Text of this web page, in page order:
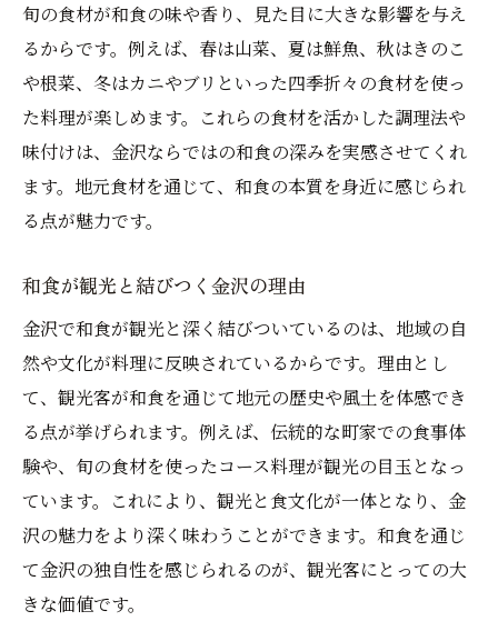
和食を支える加賀野菜の選び方と楽しみ方
リーズナブルに楽しむ金沢和食ランチ案内
和食ランチで味わう金沢の地元グルメ体験
ミシュラン注目の和食ランチを手軽に楽し
金沢で満足度の高い和食ランチを選ぶポイ
ント
和食好きにおすすめの金沢お得ランチ情報
地元食材を活かした和食ランチの楽しみ方
金沢和食ランキングから知る注目ポイント
和食ランキングで上位に選ばれる魅力とは
金沢和食ランキングで注目のスタイルを解
説
和食を選ぶ際の金沢ランキング活用術
旬の食材が和食の味や香り、見た目に大きな影響を与え
るからです。例えば、春は山菜、夏は鮮魚、秋はきのこ
や根菜、冬はカニやブリといった四季折々の食材を使っ
た料理が楽しめます。これらの食材を活かした調理法や
味付けは、金沢ならではの和食の深みを実感させてくれ
ます。地元食材を通じて、和食の本質を身近に感じられ
る点が魅力です。
和食が観光と結びつく金沢の理由
金沢で和食が観光と深く結びついているのは、地域の自
然や文化が料理に反映されているからです。理由とし
て、観光客が和食を通じて地元の歴史や風土を体感でき
る点が挙げられます。例えば、伝統的な町家での食事体
験や、旬の食材を使ったコース料理が観光の目玉となっ
ています。これにより、観光と食文化が一体となり、金
沢の魅力をより深く味わうことができます。和食を通じ
て金沢の独自性を感じられるのが、観光客にとっての大
きな価値です。